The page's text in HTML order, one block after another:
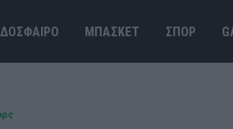
ΜΠΑΣΚΕΤ ΣΠΟΡ